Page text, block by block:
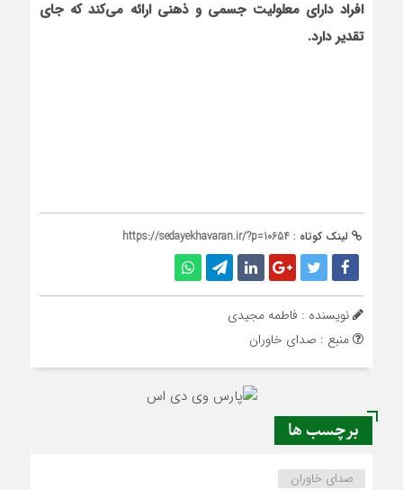
افراد دارای معلولیت جسمی و ذهنی ارائه می‌کند که جای
تقدیر دارد.
لینک کوتاه : https://sedayekhavaran.ir/?p=10654
نویسنده : فاطمه مجیدی
منبع : صدای خاوران
برچسب ها
صدای خاوران